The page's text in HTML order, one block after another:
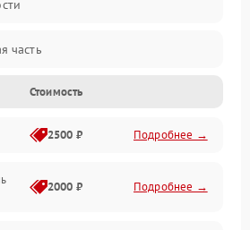
часть
Стоимость
2500 ₽ Подробнее →
2000 ₽ Подробнее →